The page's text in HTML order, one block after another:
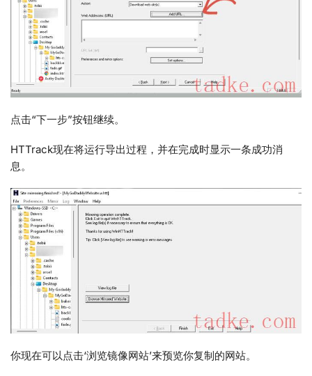
点击“下一步”按钮继续。
HTTrack现在将运行导出过程，并在完成时显示一条成功消
息。
你现在可以点击‘浏览镜像网站’来预览你复制的网站。